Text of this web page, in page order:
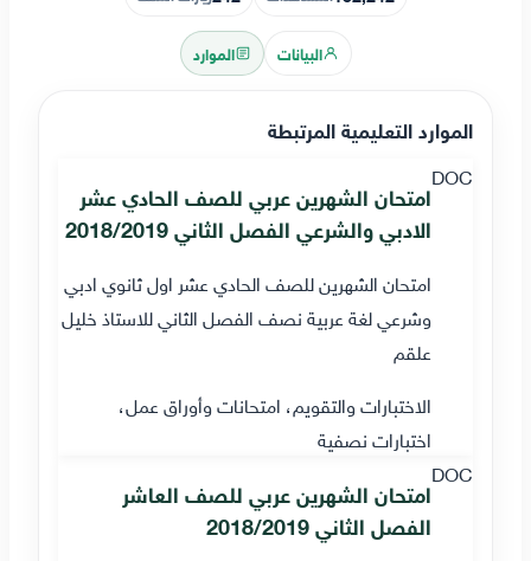
البيانات الموارد
الموارد التعليمية المرتبطة
DOC
امتحان الشهرين عربي للصف الحادي عشر
الادبي والشرعي الفصل الثاني 2018/2019
امتحان الشهرين للصف الحادي عشر اول ثانوي ادبي
وشرعي لغة عربية نصف الفصل الثاني للاستاذ خليل
علقم
الاختبارات والتقويم، امتحانات وأوراق عمل،
اختبارات نصفية
DOC
امتحان الشهرين عربي للصف العاشر
الفصل الثاني 2018/2019